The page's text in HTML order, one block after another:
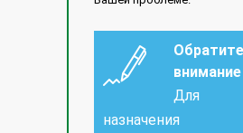
Обратите
внимание
Для
назначения